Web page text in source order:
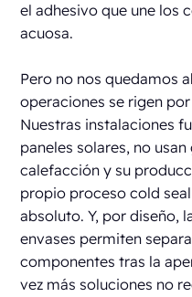
el adhesivo que une los
acuosa.
Pero no nos quedamos
operaciones se rigen
Nuestras instalaciones
paneles solares, no
calefacción y su
propio proceso cold
absoluto. Y, por diseño,
envases permiten
componentes tras la
vez más soluciones no